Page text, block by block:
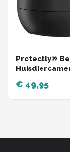
Protectly®
- Volgt
Camera -
€ 49,95